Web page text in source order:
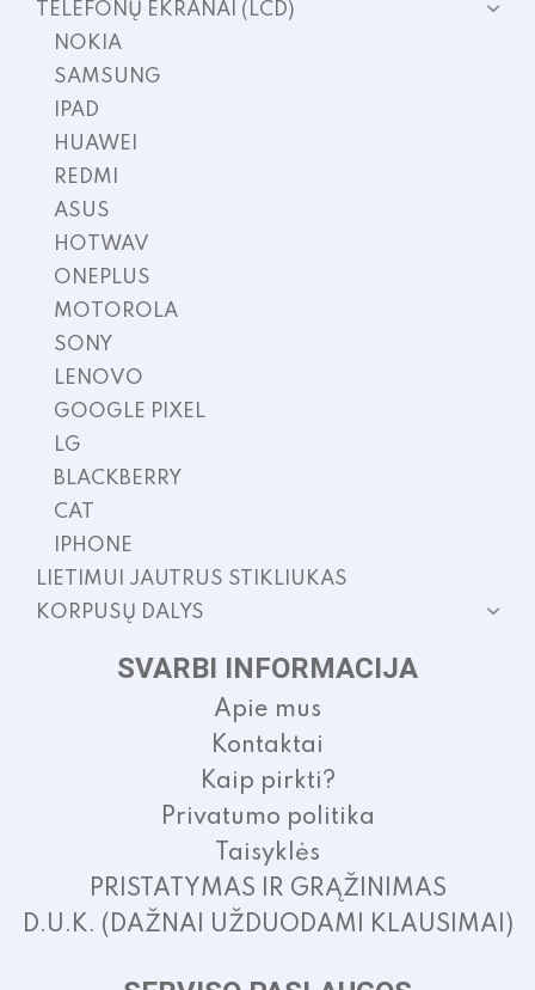
TELEFONŲ EKRANAI (LCD)
NOKIA
SAMSUNG
IPAD
HUAWEI
REDMI
ASUS
HOTWAV
ONEPLUS
MOTOROLA
SONY
LENOVO
GOOGLE PIXEL
LG
BLACKBERRY
CAT
IPHONE
LIETIMUI JAUTRUS STIKLIUKAS
KORPUSŲ DALYS
SVARBI INFORMACIJA
Apie mus
Kontaktai
Kaip pirkti?
Privatumo politika
Taisyklės
PRISTATYMAS IR GRĄŽINIMAS
D.U.K. (DAŽNAI UŽDUODAMI KLAUSIMAI)